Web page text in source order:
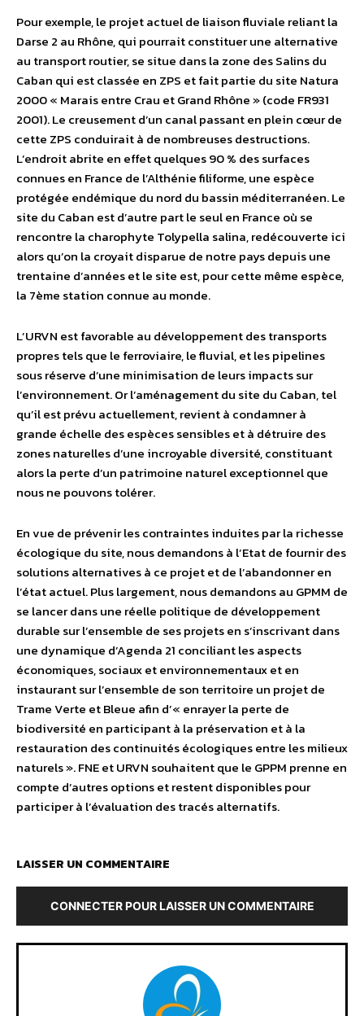
Pour exemple, le projet actuel de liaison fluviale reliant la
Darse 2 au Rhône, qui pourrait constituer une alternative
au transport routier, se situe dans la zone des Salins du
Caban qui est classée en ZPS et fait partie du site Natura
2000 « Marais entre Crau et Grand Rhône » (code FR931
2001). Le creusement d’un canal passant en plein cœur de
cette ZPS conduirait à de nombreuses destructions.
L’endroit abrite en effet quelques 90 % des surfaces
connues en France de l’Althénie filiforme, une espèce
protégée endémique du nord du bassin méditerranéen. Le
site du Caban est d’autre part le seul en France où se
rencontre la charophyte Tolypella salina, redécouverte ici
alors qu’on la croyait disparue de notre pays depuis une
trentaine d’années et le site est, pour cette même espèce,
la 7ème station connue au monde.
L’URVN est favorable au développement des transports
propres tels que le ferroviaire, le fluvial, et les pipelines
sous réserve d’une minimisation de leurs impacts sur
l’environnement. Or l’aménagement du site du Caban, tel
qu’il est prévu actuellement, revient à condamner à
grande échelle des espèces sensibles et à détruire des
zones naturelles d’une incroyable diversité, constituant
alors la perte d’un patrimoine naturel exceptionnel que
nous ne pouvons tolérer.
En vue de prévenir les contraintes induites par la richesse
écologique du site, nous demandons à l’Etat de fournir des
solutions alternatives à ce projet et de l’abandonner en
l’état actuel. Plus largement, nous demandons au GPMM de
se lancer dans une réelle politique de développement
durable sur l’ensemble de ses projets en s’inscrivant dans
une dynamique d’Agenda 21 conciliant les aspects
économiques, sociaux et environnementaux et en
instaurant sur l’ensemble de son territoire un projet de
Trame Verte et Bleue afin d’« enrayer la perte de
biodiversité en participant à la préservation et à la
restauration des continuités écologiques entre les milieux
naturels ». FNE et URVN souhaitent que le GPPM prenne en
compte d’autres options et restent disponibles pour
participer à l’évaluation des tracés alternatifs.
LAISSER UN COMMENTAIRE
CONNECTER POUR LAISSER UN COMMENTAIRE